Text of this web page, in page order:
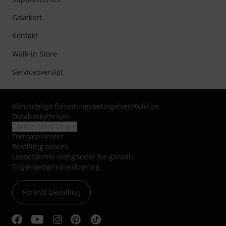
Gavekort
Kontakt
Walk-in Store
Serviceoversigt
Almindelige forretningsbetingelser/Kolofon
Databeskyttelsen
Fortrydelsesret
Bestilling proces
Lovbestemte rettigheder for garanti
Tilgængelighedserklæring
Fortryd bestilling